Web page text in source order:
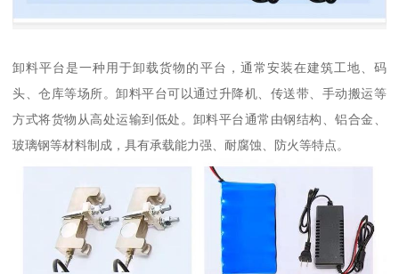
卸料平台是一种用于卸载货物的平台，通常安装在建筑工地、码
头、仓库等场所。卸料平台可以通过升降机、传送带、手动搬运等
方式将货物从高处运输到低处。卸料平台通常由钢结构、铝合金、
玻璃钢等材料制成，具有承载能力强、耐腐蚀、防火等特点。